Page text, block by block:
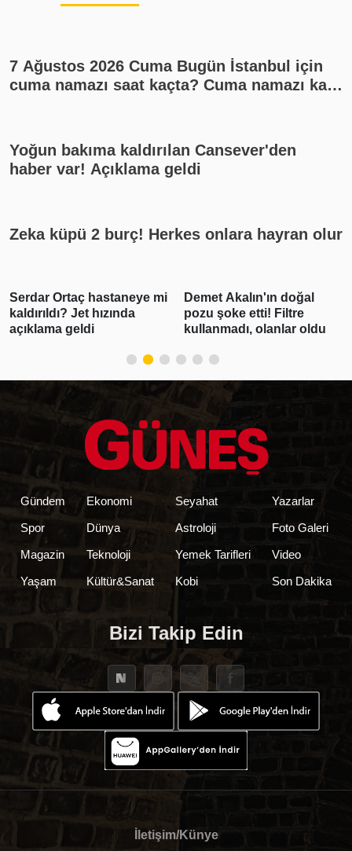
7 Ağustos 2026 Cuma Bugün İstanbul için
cuma namazı saat kaçta? Cuma namazı kaç
Yoğun bakıma kaldırılan Cansever'den
haber var! Açıklama geldi
Zeka küpü 2 burç! Herkes onlara hayran olur
Demet Akalın'ın doğal
pozu şoke etti! Filtre
kullanmadı, olanlar oldu
Gabar'da günlük petrol
üretimi 83 bin 300 varile
ulaşarak rekor kırdı
Gündem
Spor
Magazin
Yaşam
Ekonomi
Dünya
Teknoloji
Kültür&Sanat
Seyahat
Astroloji
Yemek Tarifleri
Kobi
Yazarlar
Foto Galeri
Video
Son Dakika
Bizi Takip Edin
İletişim/Künye